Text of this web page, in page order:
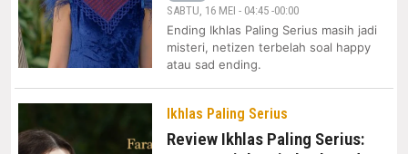
SABTU, 16 MEI - 04:45 -00:00
Ending Ikhlas Paling Serius masih jadi
misteri, netizen terbelah soal happy
atau sad ending.
Ikhlas Paling Serius
Review Ikhlas Paling Serius: